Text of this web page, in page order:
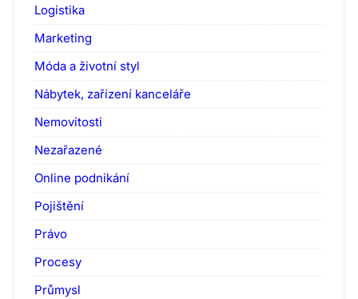
Logistika
Marketing
Móda a životní styl
Nábytek, zařízení kanceláře
Nemovitosti
Nezařazené
Online podnikání
Pojištění
Právo
Procesy
Průmysl